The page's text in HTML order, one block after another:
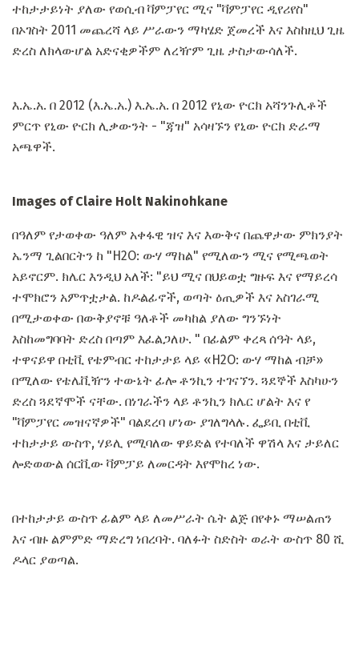
ተከታታይነት ያለው የወሲብ ቫምፓየር ሚና "ቫምፓየር ዲየሪየስ"
በኦገስት 2011 መጨረሻ ላይ ሥራውን ማካሄድ ጀመረች እና እስከዚህ ጊዜ
ድረስ ለክላውሆል አድናቂዎችም ለረዥም ጊዜ ታስታውሳለች.
እ.ኤ.አ. በ 2012 (እ.ኤ.አ.) እ.ኤ.አ. በ 2012 የኒው ዮርክ አሻንጉሊቶች
ምርጥ የኒው ዮርክ ሊቃውንት - "ጃዝ" አሳዛኙን የኒው ዮርክ ድራማ
አጫዋች.
Images of Claire Holt Nakinohkane
በዓለም የታወቀው ዓለም አቀፋዊ ዝና እና እውቅና በጨዋታው ምክንያት
ኤንማ ጊልበርትን ከ "H2O: ውሃ ማከል" የሚለውን ሚና የሚጫወት
አይኖርም. ክሌር እንዲህ አለች: "ይህ ሚና በህይወቷ ግዙፍ እና የማይረሳ
ተሞክሮን አምጥቷታል. ከዶልፊኖች, ወጣት ዕጢዎች እና አስገራሚ
በሚታወቀው በውቅያኖቹ ዓለቶች መካከል ያለው ግንኙነት
እስከመግባባት ድረስ በጣም እፈልጋለሁ. " በፊልም ቀረጻ ሰዓት ላይ,
ተዋናይዋ በቲቪ የቴምብር ተከታታይ ላይ «H2O: ውሃ ማከል ብቻ»
በሚለው የቴሌቪዥን ተውኔት ፊሎ ቶንኪን ተገናኘን. ጓደኞች እስካሁን
ድረስ ጓደኛሞች ናቸው. በነገራችን ላይ ቶንኪን ክሌር ሆልት እና የ
"ቫምፓየር መዝናኛዎች" ባልደረባ ሆነው ያገለግላሉ. ፌይቢ በቲቪ
ተከታታይ ውስጥ, ሃይሊ የሚባለው ዋይድል የተባለች ዋሽላ እና ታይለር
ሎድወውል ሰርቪው ቫምፓይ ለመርዳት እየሞከረ ነው.
በተከታታይ ውስጥ ፊልም ላይ ለመሥራት ሴት ልጅ በየቀኑ ማሠልጠን
እና ብዙ ልምምድ ማድረግ ነበረባት. ባለፉት ስድስት ወራት ውስጥ 80 ሺ
ዶላር ያወጣል.